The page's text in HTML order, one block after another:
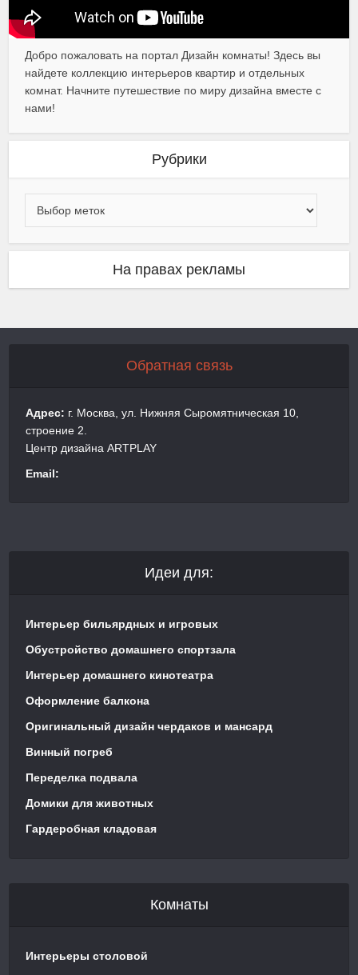
Добро пожаловать на портал Дизайн комнаты! Здесь вы
найдете коллекцию интерьеров квартир и отдельных
комнат. Начните путешествие по миру дизайна вместе с
нами!
Рубрики
На правах рекламы
Обратная связь
Адрес: г. Москва, ул. Нижняя Сыромятническая 10,
строение 2.
Центр дизайна ARTPLAY
Email:
Идеи для:
Интерьер бильярдных и игровых
Обустройство домашнего спортзала
Интерьер домашнего кинотеатра
Оформление балкона
Оригинальный дизайн чердаков и мансард
Винный погреб
Переделка подвала
Домики для животных
Гардеробная кладовая
Комнаты
Интерьеры столовой